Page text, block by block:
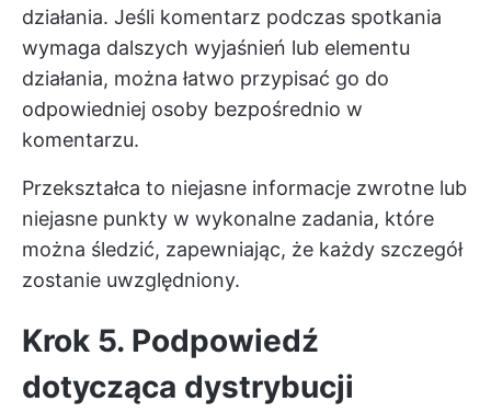
działania. Jeśli komentarz podczas spotkania
wymaga dalszych wyjaśnień lub elementu
działania, można łatwo przypisać go do
odpowiedniej osoby bezpośrednio w
komentarzu.
Przekształca to niejasne informacje zwrotne lub
niejasne punkty w wykonalne zadania, które
można śledzić, zapewniając, że każdy szczegół
zostanie uwzględniony.
Krok 5. Podpowiedź
dotycząca dystrybucji